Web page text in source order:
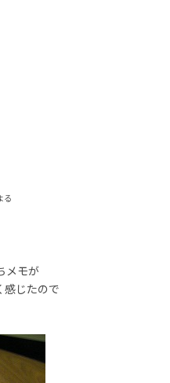
る
メモが
感じたので